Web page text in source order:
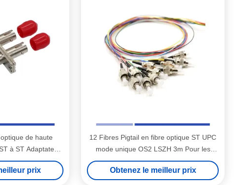
de haute
à ST Adaptateur
l'érosion
prix
12 Fibres Pigtail en fibre optique ST UPC
mode unique OS2 LSZH 3m Pour les
solutions FTTH
Obtenez le meilleur prix